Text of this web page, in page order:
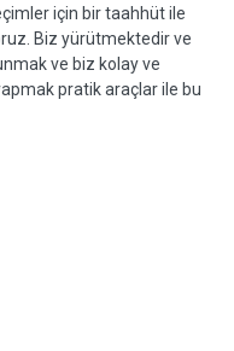
için bir taahhüt ile
Biz yürütmektedir ve
ve biz kolay ve
pratik araçlar ile bu